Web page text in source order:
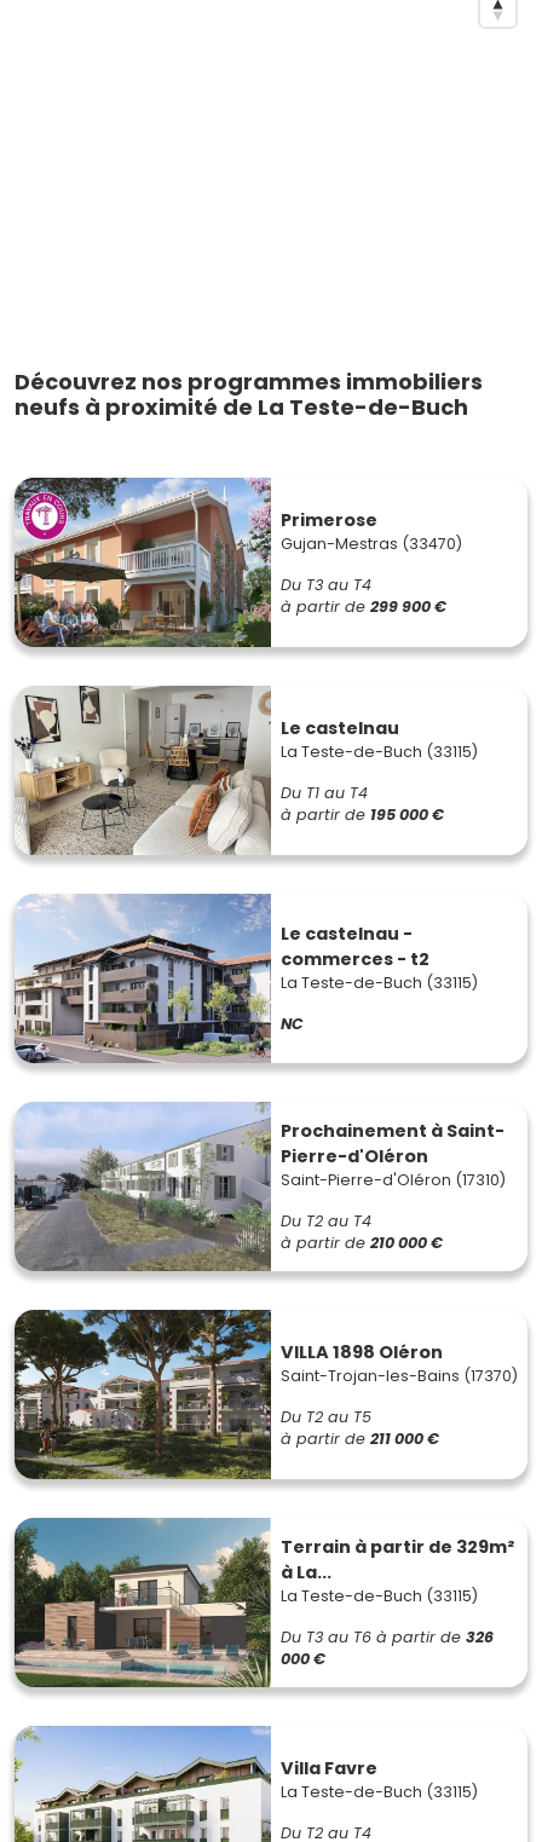
Découvrez nos programmes immobiliers
neufs à proximité de La Teste-de-Buch
Primerose
Gujan-Mestras (33470)
Du T3 au T4
à partir de 299 900 €
Le castelnau
La Teste-de-Buch (33115)
Du T1 au T4
à partir de 195 000 €
Le castelnau -
commerces - t2
La Teste-de-Buch (33115)
NC
Prochainement à Saint-
Pierre-d'Oléron
Saint-Pierre-d'Oléron (17310)
Du T2 au T4
à partir de 210 000 €
VILLA 1898 Oléron
Saint-Trojan-les-Bains (17370)
Du T2 au T5
à partir de 211 000 €
Terrain à partir de 329m²
à La...
La Teste-de-Buch (33115)
Du T3 au T6 à partir de 326
000 €
Villa Favre
La Teste-de-Buch (33115)
Du T2 au T4